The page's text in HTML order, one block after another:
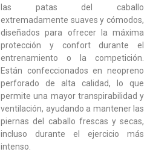
las patas del caballo
extremadamente suaves y cómodos,
diseñados para ofrecer la máxima
protección y confort durante el
entrenamiento o la competición.
Están confeccionados en neopreno
perforado de alta calidad, lo que
permite una mayor transpirabilidad y
ventilación, ayudando a mantener las
piernas del caballo frescas y secas,
incluso durante el ejercicio más
intenso.